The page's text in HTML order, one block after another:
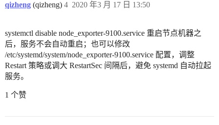
qizheng (qizheng) 2020 年3 月 17 日 13:50
4
systemctl disable node_exporter-9100.service 重启节点机器之
后，服务不会自动重启；也可以修改
/etc/systemd/system/node_exporter-9100.service 配置，调整
Restart 策略或调大 RestartSec 间隔后，避免 systemd 自动拉起
服务。
1 个赞